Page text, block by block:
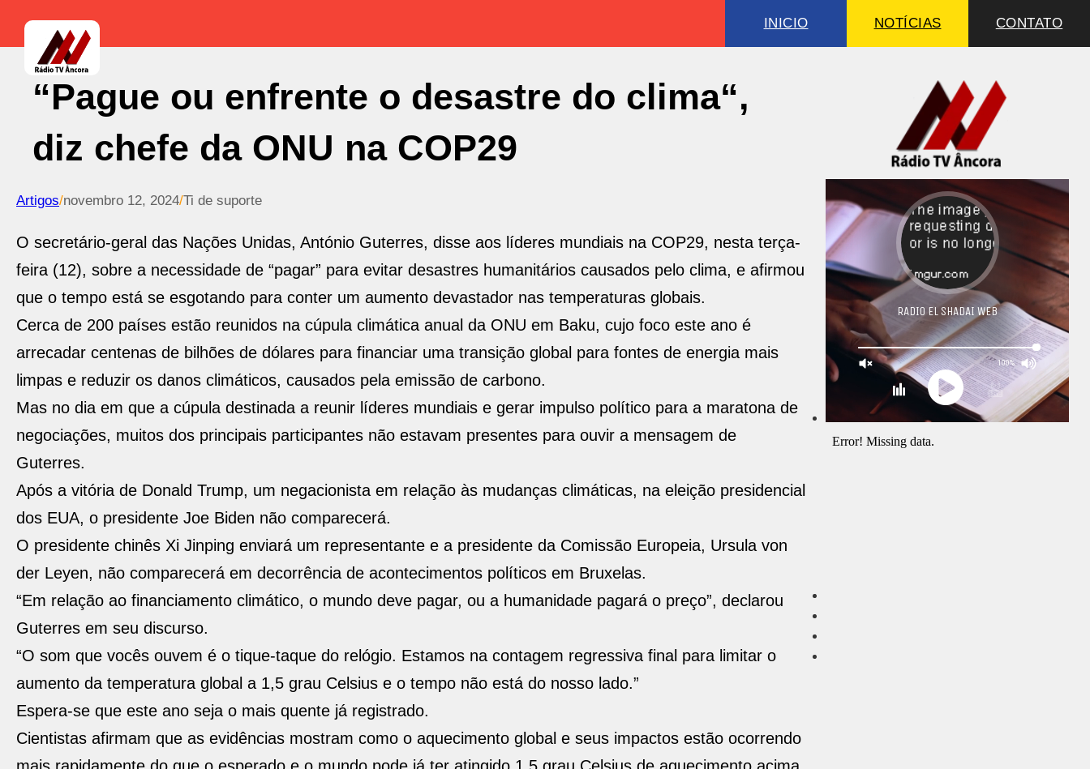
INICIO NOTÍCIAS CONTATO
“Pague ou enfrente o desastre do clima“,
diz chefe da ONU na COP29
Artigos/novembro 12, 2024/Ti de suporte
O secretário-geral das Nações Unidas, António Guterres, disse aos líderes mundiais na COP29, nesta terça-
feira (12), sobre a necessidade de “pagar” para evitar desastres humanitários causados pelo clima, e afirmou
que o tempo está se esgotando para conter um aumento devastador nas temperaturas globais.
Cerca de 200 países estão reunidos na cúpula climática anual da ONU em Baku, cujo foco este ano é
arrecadar centenas de bilhões de dólares para financiar uma transição global para fontes de energia mais
limpas e reduzir os danos climáticos, causados pela emissão de carbono.
Mas no dia em que a cúpula destinada a reunir líderes mundiais e gerar impulso político para a maratona de
negociações, muitos dos principais participantes não estavam presentes para ouvir a mensagem de
Guterres.
Após a vitória de Donald Trump, um negacionista em relação às mudanças climáticas, na eleição presidencial
dos EUA, o presidente Joe Biden não comparecerá.
O presidente chinês Xi Jinping enviará um representante e a presidente da Comissão Europeia, Ursula von
der Leyen, não comparecerá em decorrência de acontecimentos políticos em Bruxelas.
“Em relação ao financiamento climático, o mundo deve pagar, ou a humanidade pagará o preço”, declarou
Guterres em seu discurso.
“O som que vocês ouvem é o tique-taque do relógio. Estamos na contagem regressiva final para limitar o
aumento da temperatura global a 1,5 grau Celsius e o tempo não está do nosso lado.”
Espera-se que este ano seja o mais quente já registrado.
Cientistas afirmam que as evidências mostram como o aquecimento global e seus impactos estão ocorrendo